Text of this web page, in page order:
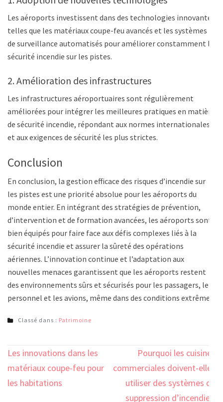
Les aéroports investissent dans des technologies innovantes
telles que les matériaux coupe-feu avancés et les systèmes
de surveillance automatisés pour améliorer constamment la
sécurité incendie sur les pistes.
2. Amélioration des infrastructures
Les infrastructures aéroportuaires sont régulièrement
améliorées pour intégrer les meilleures pratiques en matière
de sécurité incendie, répondant aux normes internationales
et aux exigences de sécurité les plus strictes.
Conclusion
En conclusion, la gestion efficace des risques d’incendie sur
les pistes est une priorité absolue pour les aéroports du
monde entier. En intégrant des stratégies de prévention,
d’intervention et de formation avancées, les aéroports sont
bien équipés pour faire face aux défis complexes liés à la
sécurité incendie et assurer la sûreté des opérations
aériennes. L’innovation continue et l’adaptation aux
nouvelles menaces garantissent que les aéroports restent
des environnements sûrs et sécurisés pour les passagers, le
personnel et les avions, même dans des conditions extrêmes.
Classé dans : Patrimoine
Navigation
de
l’article
Les innovations dans les
matériaux coupe-feu pour
les habitations
Pourquoi les cuisines
commerciales doivent-elles
utiliser des systèmes de
suppression d’incendie ?